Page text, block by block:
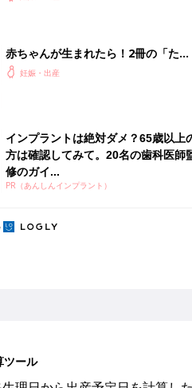
ール
イミングの目安も
らえるお金・必要な手続きを知ろ
情報」